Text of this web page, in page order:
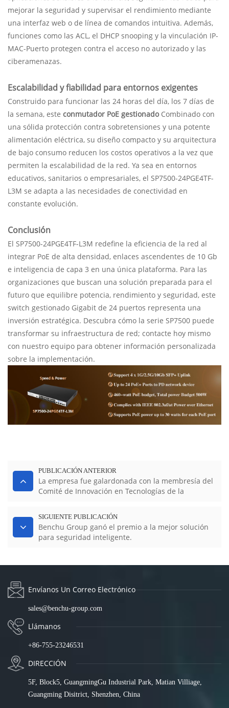
mejorar la seguridad y supervisar el rendimiento mediante
una interfaz web o de línea de comandos intuitiva. Además,
funciones como las ACL, el DHCP snooping y la vinculación IP-
MAC-Puerto protegen contra el acceso no autorizado y las
ciberamenazas.
Escalabilidad y fiabilidad para entornos exigentes
Construido para funcionar las 24 horas del día, los 7 días de
la semana, este conmutador PoE gestionadoCombinado con
una sólida protección contra sobretensiones y una potente
alimentación eléctrica, su diseño compacto y su arquitectura
de bajo consumo reducen los costos operativos a la vez que
permiten la escalabilidad de la red. Ya sea en entornos
educativos, sanitarios o empresariales, el SP7500-24PGE4TF-
L3M se adapta a las necesidades de conectividad en
constante evolución.
Conclusión
El SP7500-24PGE4TF-L3M redefine la eficiencia de la red al
integrar PoE de alta densidad, enlaces ascendentes de 10 Gb
e inteligencia de capa 3 en una única plataforma. Para las
organizaciones que buscan una solución preparada para el
futuro que equilibre potencia, rendimiento y seguridad, este
switch gestionado Gigabit de 24 puertos representa una
inversión estratégica. Descubra cómo la serie SP7500 puede
transformar su infraestructura de red; contacte hoy mismo
con nuestro equipo para obtener información personalizada
sobre la implementación.
PUBLICACIÓN ANTERIOR
La empresa fue galardonada con la membresía del
Comité de Innovación en Tecnologías de la
SIGUIENTE PUBLICACIÓN
Benchu ​​Group ganó el premio a la mejor solución
para seguridad inteligente.
Envíanos Un Correo Electrónico
sales@benchu-group.com
Llámanos
+86-755-23246531
DIRECCIÓN
5F, Block5, GuangmingGu Industrial Park, Matian Villiage,
Guangming Disitrict, Shenzhen, China